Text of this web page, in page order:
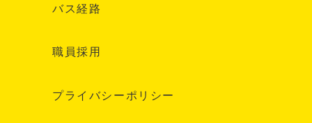
バス経路
職員採用
プライバシーポリシー